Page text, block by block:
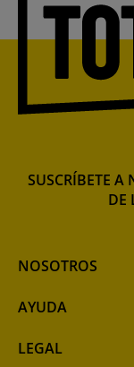
NOSOTROS
AYUDA
LEGAL
SUSCRÍBETE A
DE